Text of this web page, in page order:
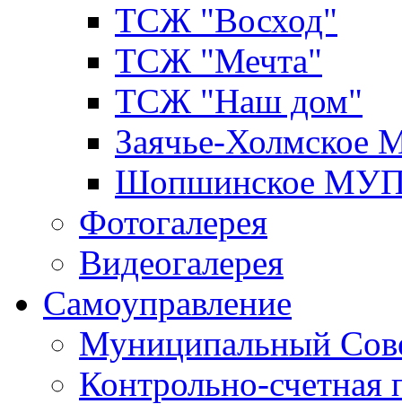
ТСЖ "Восход"
ТСЖ "Мечта"
ТСЖ "Наш дом"
Заячье-
Шопшинское
Фотогалерея
Видеогалерея
Самоуправление
Муниципальный
Контрольно-счетная